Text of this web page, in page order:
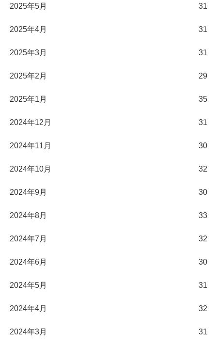
2025年5月 31
2025年4月 31
2025年3月 31
2025年2月 29
2025年1月 35
2024年12月 31
2024年11月 30
2024年10月 32
2024年9月 30
2024年8月 33
2024年7月 32
2024年6月 30
2024年5月 31
2024年4月 32
2024年3月 31